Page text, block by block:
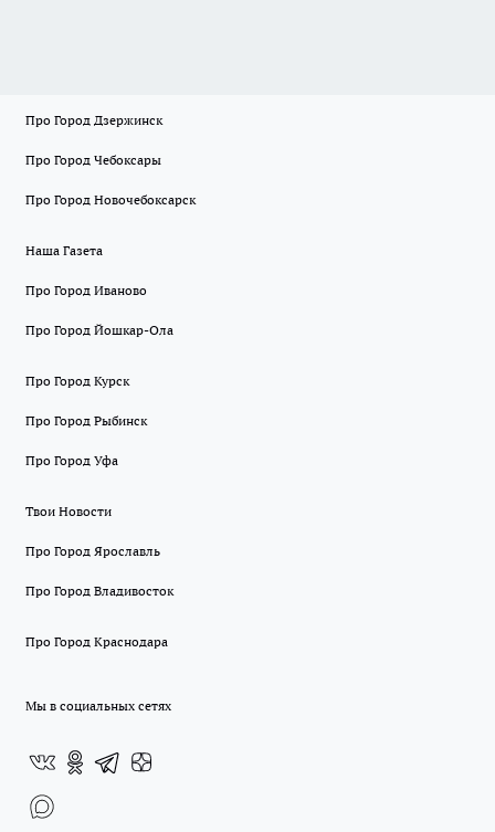
Про Город Дзержинск
Про Город Чебоксары
Про Город Новочебоксарск
Наша Газета
Про Город Иваново
Про Город Йошкар-Ола
Про Город Курск
Про Город Рыбинск
Про Город Уфа
Твои Новости
Про Город Ярославль
Про Город Владивосток
Про Город Краснодара
Мы в социальных сетях